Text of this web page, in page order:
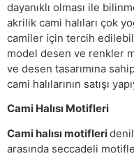
dayanıklı olması ile
akrilik cami halıları çok
camiler için tercih
model desen ve renkler
ve desen tasarımına
cami halılarının satışı
Cami Halısı Motifleri
Cami halısı motifleri
arasında seccadeli